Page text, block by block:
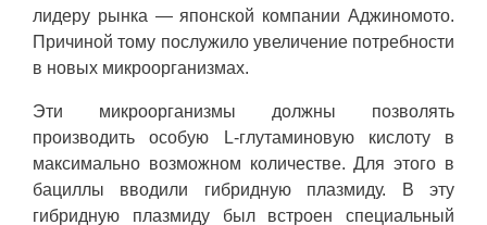
лидеру рынка — японской компании Аджиномото.
Причиной тому послужило увеличение потребности
в новых микроорганизмах.
Эти микроорганизмы должны позволять
производить особую L-глутаминовую кислоту в
максимально возможном количестве. Для этого в
бациллы вводили гибридную плазмиду. В эту
гибридную плазмиду был встроен специальный